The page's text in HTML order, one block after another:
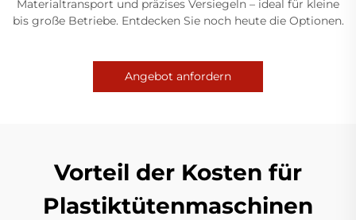
Materialtransport und präzises Versiegeln – ideal für kleine
bis große Betriebe. Entdecken Sie noch heute die Optionen.
Angebot anfordern
Vorteil der Kosten für
Plastiktütenmaschinen